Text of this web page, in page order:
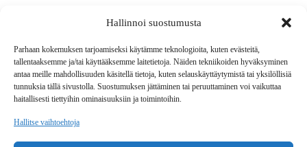
Hallinnoi suostumusta
Parhaan kokemuksen tarjoamiseksi käytämme teknologioita, kuten evästeitä,
tallentaaksemme ja/tai käyttääksemme laitetietoja. Näiden tekniikoiden hyväksyminen
antaa meille mahdollisuuden käsitellä tietoja, kuten selauskäyttäytymistä tai yksilöllisiä
tunnuksia tällä sivustolla. Suostumuksen jättäminen tai peruuttaminen voi vaikuttaa
haitallisesti tiettyihin ominaisuuksiin ja toimintoihin.
Hallitse vaihtoehtoja
Tavarantoimitus / Maksutavat
Toimitustavat
Maksutavat
Vaihto ja palautus
Reklamaatiot